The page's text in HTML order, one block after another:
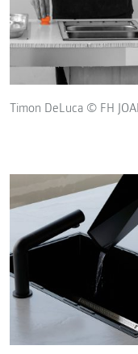
Timon DeLuca © FH